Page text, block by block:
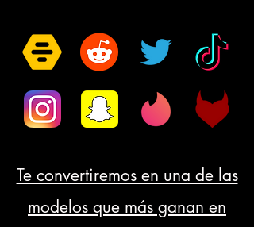
Te convertiremos en una de las
modelos que más ganan en